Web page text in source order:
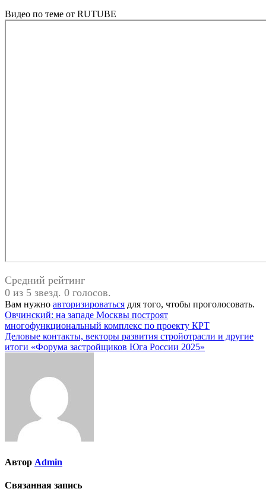
Видео по теме от RUTUBE
Средний рейтинг
0 из 5 звезд. 0 голосов.
Вам нужно авторизироваться для того, чтобы проголосовать.
Навигация
по
записям
Овчинский: на западе Москвы построят
многофункциональный комплекс по проекту КРТ
Деловые контакты, векторы развития стройотрасли и другие
итоги «Форума застройщиков Юга России 2025»
Автор Admin
Связанная запись